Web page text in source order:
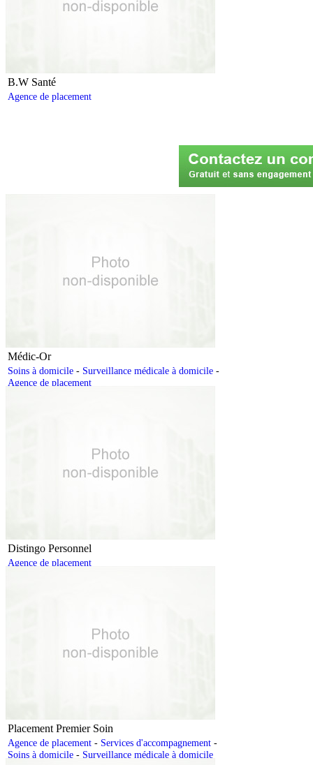
B.W Santé
Agence de placement
Médic-Or
Soins à domicile - Surveillance médicale à domicile -
Agence de placement
Distingo Personnel
Agence de placement
Placement Premier Soin
Agence de placement - Services d'accompagnement -
Soins à domicile - Surveillance médicale à domicile